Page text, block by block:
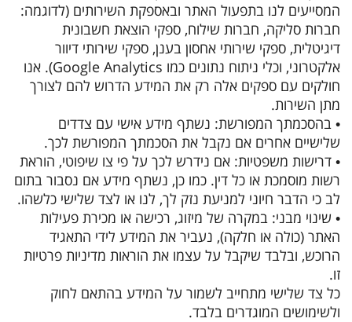
המסייעים לנו בתפעול האתר ובאספקת השירותים (לדוגמה:
חברות סליקה, חברות שילוח, ספקי הוצאת חשבונית
דיגיטלית, ספקי שירותי אחסון בענן, ספקי שירותי דיוור
אלקטרוני, וכלי ניתוח נתונים כמו Google Analytics). אנו
חולקים עם ספקים אלה רק את המידע הדרוש להם לצורך
מתן השירות.
• בהסכמתך המפורשת: נשתף מידע אישי עם צדדים
שלישיים אחרים אם נקבל את הסכמתך המפורשת לכך.
• דרישות משפטיות: אם נידרש לכך על פי צו שיפוטי, הוראת
רשות מוסמכת או כל דין. כמו כן, נשתף מידע אם נסבור בתום
לב כי הדבר חיוני למניעת נזק לך, לנו או לצד שלישי כלשהו.
• שינוי מבני: במקרה של מיזוג, רכישה או מכירת פעילות
האתר (כולה או חלקה), נעביר את המידע לידי התאגיד
הרוכש, ובלבד שיקבל על עצמו את הוראות מדיניות פרטיות
זו.
כל צד שלישי מתחייב לשמור על המידע בהתאם לחוק
ולשימושים המוגדרים בלבד.